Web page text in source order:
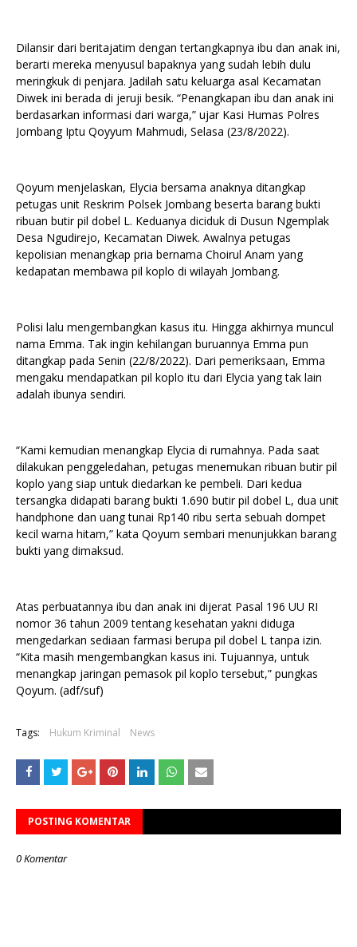
Dilansir dari beritajatim dengan tertangkapnya ibu dan anak ini,
berarti mereka menyusul bapaknya yang sudah lebih dulu
meringkuk di penjara. Jadilah satu keluarga asal Kecamatan
Diwek ini berada di jeruji besik. “Penangkapan ibu dan anak ini
berdasarkan informasi dari warga,” ujar Kasi Humas Polres
Jombang Iptu Qoyyum Mahmudi, Selasa (23/8/2022).
Qoyum menjelaskan, Elycia bersama anaknya ditangkap
petugas unit Reskrim Polsek Jombang beserta barang bukti
ribuan butir pil dobel L. Keduanya diciduk di Dusun Ngemplak
Desa Ngudirejo, Kecamatan Diwek. Awalnya petugas
kepolisian menangkap pria bernama Choirul Anam yang
kedapatan membawa pil koplo di wilayah Jombang.
Polisi lalu mengembangkan kasus itu. Hingga akhirnya muncul
nama Emma. Tak ingin kehilangan buruannya Emma pun
ditangkap pada Senin (22/8/2022). Dari pemeriksaan, Emma
mengaku mendapatkan pil koplo itu dari Elycia yang tak lain
adalah ibunya sendiri.
“Kami kemudian menangkap Elycia di rumahnya. Pada saat
dilakukan penggeledahan, petugas menemukan ribuan butir pil
koplo yang siap untuk diedarkan ke pembeli. Dari kedua
tersangka didapati barang bukti 1.690 butir pil dobel L, dua unit
handphone dan uang tunai Rp140 ribu serta sebuah dompet
kecil warna hitam,” kata Qoyum sembari menunjukkan barang
bukti yang dimaksud.
Atas perbuatannya ibu dan anak ini dijerat Pasal 196 UU RI
nomor 36 tahun 2009 tentang kesehatan yakni diduga
mengedarkan sediaan farmasi berupa pil dobel L tanpa izin.
“Kita masih mengembangkan kasus ini. Tujuannya, untuk
menangkap jaringan pemasok pil koplo tersebut,” pungkas
Qoyum. (adf/suf)
Tags: Hukum Kriminal News
POSTING KOMENTAR
0 Komentar